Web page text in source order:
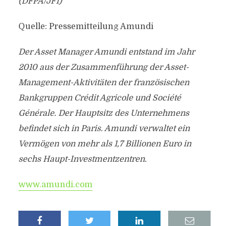
Quelle: Pressemitteilung Amundi
Der Asset Manager Amundi entstand im Jahr
2010 aus der Zusammenführung der Asset-
Management-Aktivitäten der französischen
Bankgruppen Crédit Agricole und Société
Générale. Der Hauptsitz des Unternehmens
befindet sich in Paris. Amundi verwaltet ein
Vermögen von mehr als 1,7 Billionen Euro in
sechs Haupt-Investmentzentren.
www.amundi.com